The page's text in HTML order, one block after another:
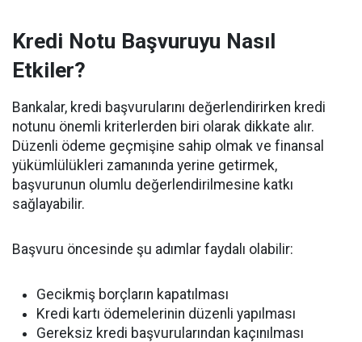
Kredi Notu Başvuruyu Nasıl
Etkiler?
Bankalar, kredi başvurularını değerlendirirken kredi
notunu önemli kriterlerden biri olarak dikkate alır.
Düzenli ödeme geçmişine sahip olmak ve finansal
yükümlülükleri zamanında yerine getirmek,
başvurunun olumlu değerlendirilmesine katkı
sağlayabilir.
Başvuru öncesinde şu adımlar faydalı olabilir:
Gecikmiş borçların kapatılması
Kredi kartı ödemelerinin düzenli yapılması
Gereksiz kredi başvurularından kaçınılması